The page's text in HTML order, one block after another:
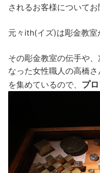
されるお客様についてお
元々ith(イズ)は彫金教室
その彫金教室の伝手や
なった女性職人の高橋
を集めているので、 プ